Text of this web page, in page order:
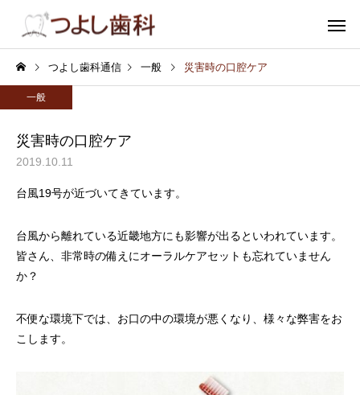
むし歯
つよし歯科通信 一般 災害時の口腔ケア
一般
災害時の口腔ケア
2019.10.11
台風19号が近づいてきています。
台風から離れている近畿地方にも影響が出るといわれています。
皆さん、非常時の備えにオーラルケアセットも忘れていません
か？
不便な環境下では、お口の中の環境が悪くなり、様々な弊害をお
こします。